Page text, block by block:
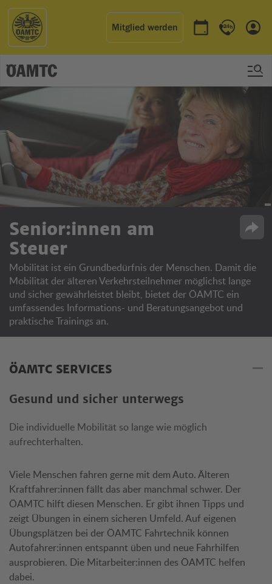
Mitglied werden
Termin buchen
Kontakt &
Senior:innen am
Steuer
Mobilität ist ein Grundbedürfnis der Menschen. Damit die
Mobilität der älteren Verkehrsteilnehmer möglichst lange
und sicher gewährleistet bleibt, bietet der ÖAMTC ein
umfassendes Informations- und Beratungsangebot und
praktische Trainings an.
ÖAMTC SERVICES
Gesund und sicher unterwegs
Die individuelle Mobilität so lange wie möglich
aufrechterhalten.
Viele Menschen fahren gerne mit dem Auto. Älteren
Kraftfahrer:innen fällt das aber manchmal schwer. Der
ÖAMTC hilft diesen Menschen. Er gibt ihnen Tipps und
zeigt Übungen in einem sicheren Umfeld. Auf eigenen
Übungsplätzen bei der ÖAMTC Fahrtechnik können
Autofahrer:innen entspannt üben und neue Fahrhilfen
ausprobieren. Die Mitarbeiter:innen des ÖAMTC helfen
dabei.